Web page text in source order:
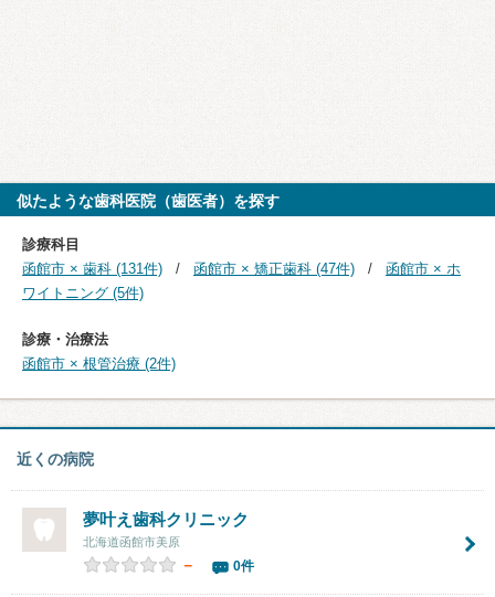
似たような歯科医院（歯医者）を探す
診療科目
函館市 × 歯科 (131件)
函館市 × 矯正歯科 (47件)
函館市 × ホ
ワイトニング (5件)
診療・治療法
函館市 × 根管治療 (2件)
近くの病院
夢叶え歯科クリニック
北海道函館市美原
－ 0件